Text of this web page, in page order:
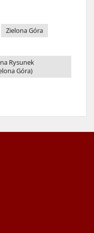
Zielona Góra
Rysunek
Góra)